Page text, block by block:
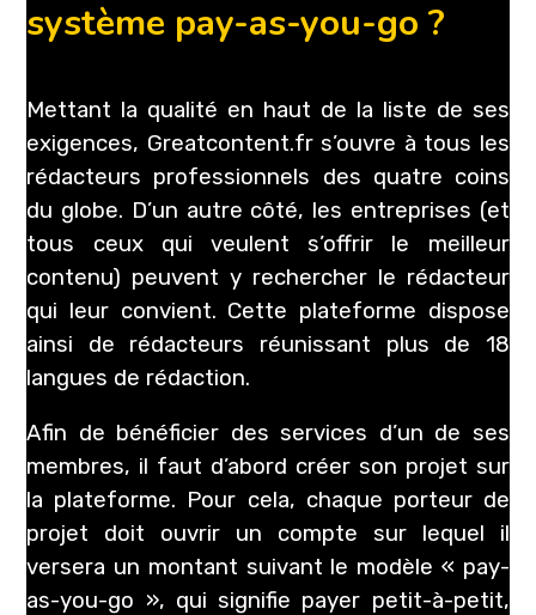
système pay-as-you-go ?
Mettant la qualité en haut de la liste de ses
exigences, Greatcontent.fr s’ouvre à tous les
rédacteurs professionnels des quatre coins
du globe. D’un autre côté, les entreprises (et
tous ceux qui veulent s’offrir le meilleur
contenu) peuvent y rechercher le rédacteur
qui leur convient. Cette plateforme dispose
ainsi de rédacteurs réunissant plus de 18
langues de rédaction.
Afin de bénéficier des services d’un de ses
membres, il faut d’abord créer son projet sur
la plateforme. Pour cela, chaque porteur de
projet doit ouvrir un compte sur lequel il
versera un montant suivant le modèle « pay-
as-you-go », qui signifie payer petit-à-petit,